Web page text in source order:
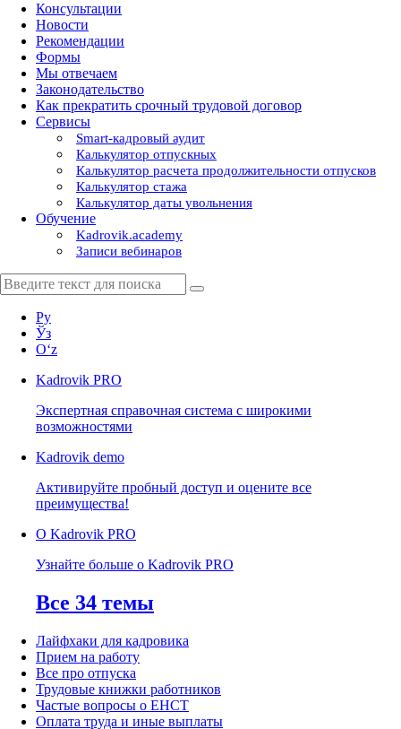
Консультации
Новости
Рекомендации
Формы
Мы отвечаем
Законодательство
Как прекратить срочный трудовой договор
Сервисы
Smart-кадровый аудит
Калькулятор отпускных
Калькулятор расчета продолжительности отпусков
Калькулятор стажа
Калькулятор даты увольнения
Обучение
Kadrovik.academy
Записи вебинаров
Ру
Ўз
Oʻz
Kadrovik PRO
Экспертная справочная система с широкими
возможностями
Kadrovik demo
Активируйте пробный доступ и оцените все
преимущества!
О Kadrovik PRO
Узнайте больше о Kadrovik PRO
Все 34 темы
Лайфхаки для кадровика
Прием на работу
Все про отпуска
Трудовые книжки работников
Частые вопросы о ЕНСТ
Оплата труда и иные выплаты